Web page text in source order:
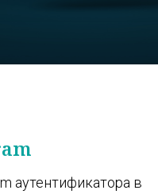
аутентификатора в